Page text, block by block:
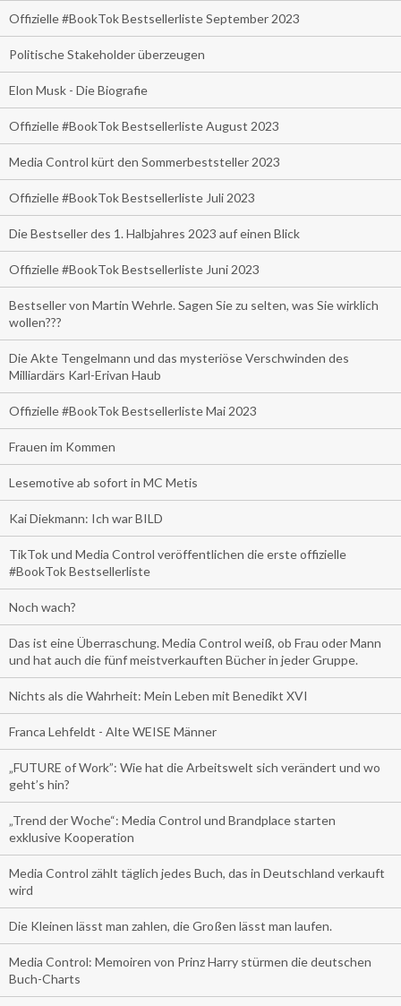
Offizielle #BookTok Bestsellerliste September 2023
Politische Stakeholder überzeugen
Elon Musk - Die Biografie
Offizielle #BookTok Bestsellerliste August 2023
Media Control kürt den Sommerbeststeller 2023
Offizielle #BookTok Bestsellerliste Juli 2023
Die Bestseller des 1. Halbjahres 2023 auf einen Blick
Offizielle #BookTok Bestsellerliste Juni 2023
Bestseller von Martin Wehrle. Sagen Sie zu selten, was Sie wirklich
wollen???
Die Akte Tengelmann und das mysteriöse Verschwinden des
Milliardärs Karl-Erivan Haub
Offizielle #BookTok Bestsellerliste Mai 2023
Frauen im Kommen
Lesemotive ab sofort in MC Metis
Kai Diekmann: Ich war BILD
TikTok und Media Control veröffentlichen die erste offizielle
#BookTok Bestsellerliste
Noch wach?
Das ist eine Überraschung. Media Control weiß, ob Frau oder Mann
und hat auch die fünf meistverkauften Bücher in jeder Gruppe.
Nichts als die Wahrheit: Mein Leben mit Benedikt XVI
Franca Lehfeldt - Alte WEISE Männer
„FUTURE of Work”: Wie hat die Arbeitswelt sich verändert und wo
geht’s hin?
„Trend der Woche“: Media Control und Brandplace starten
exklusive Kooperation
Media Control zählt täglich jedes Buch, das in Deutschland verkauft
wird
Die Kleinen lässt man zahlen, die Großen lässt man laufen.
Media Control: Memoiren von Prinz Harry stürmen die deutschen
Buch-Charts